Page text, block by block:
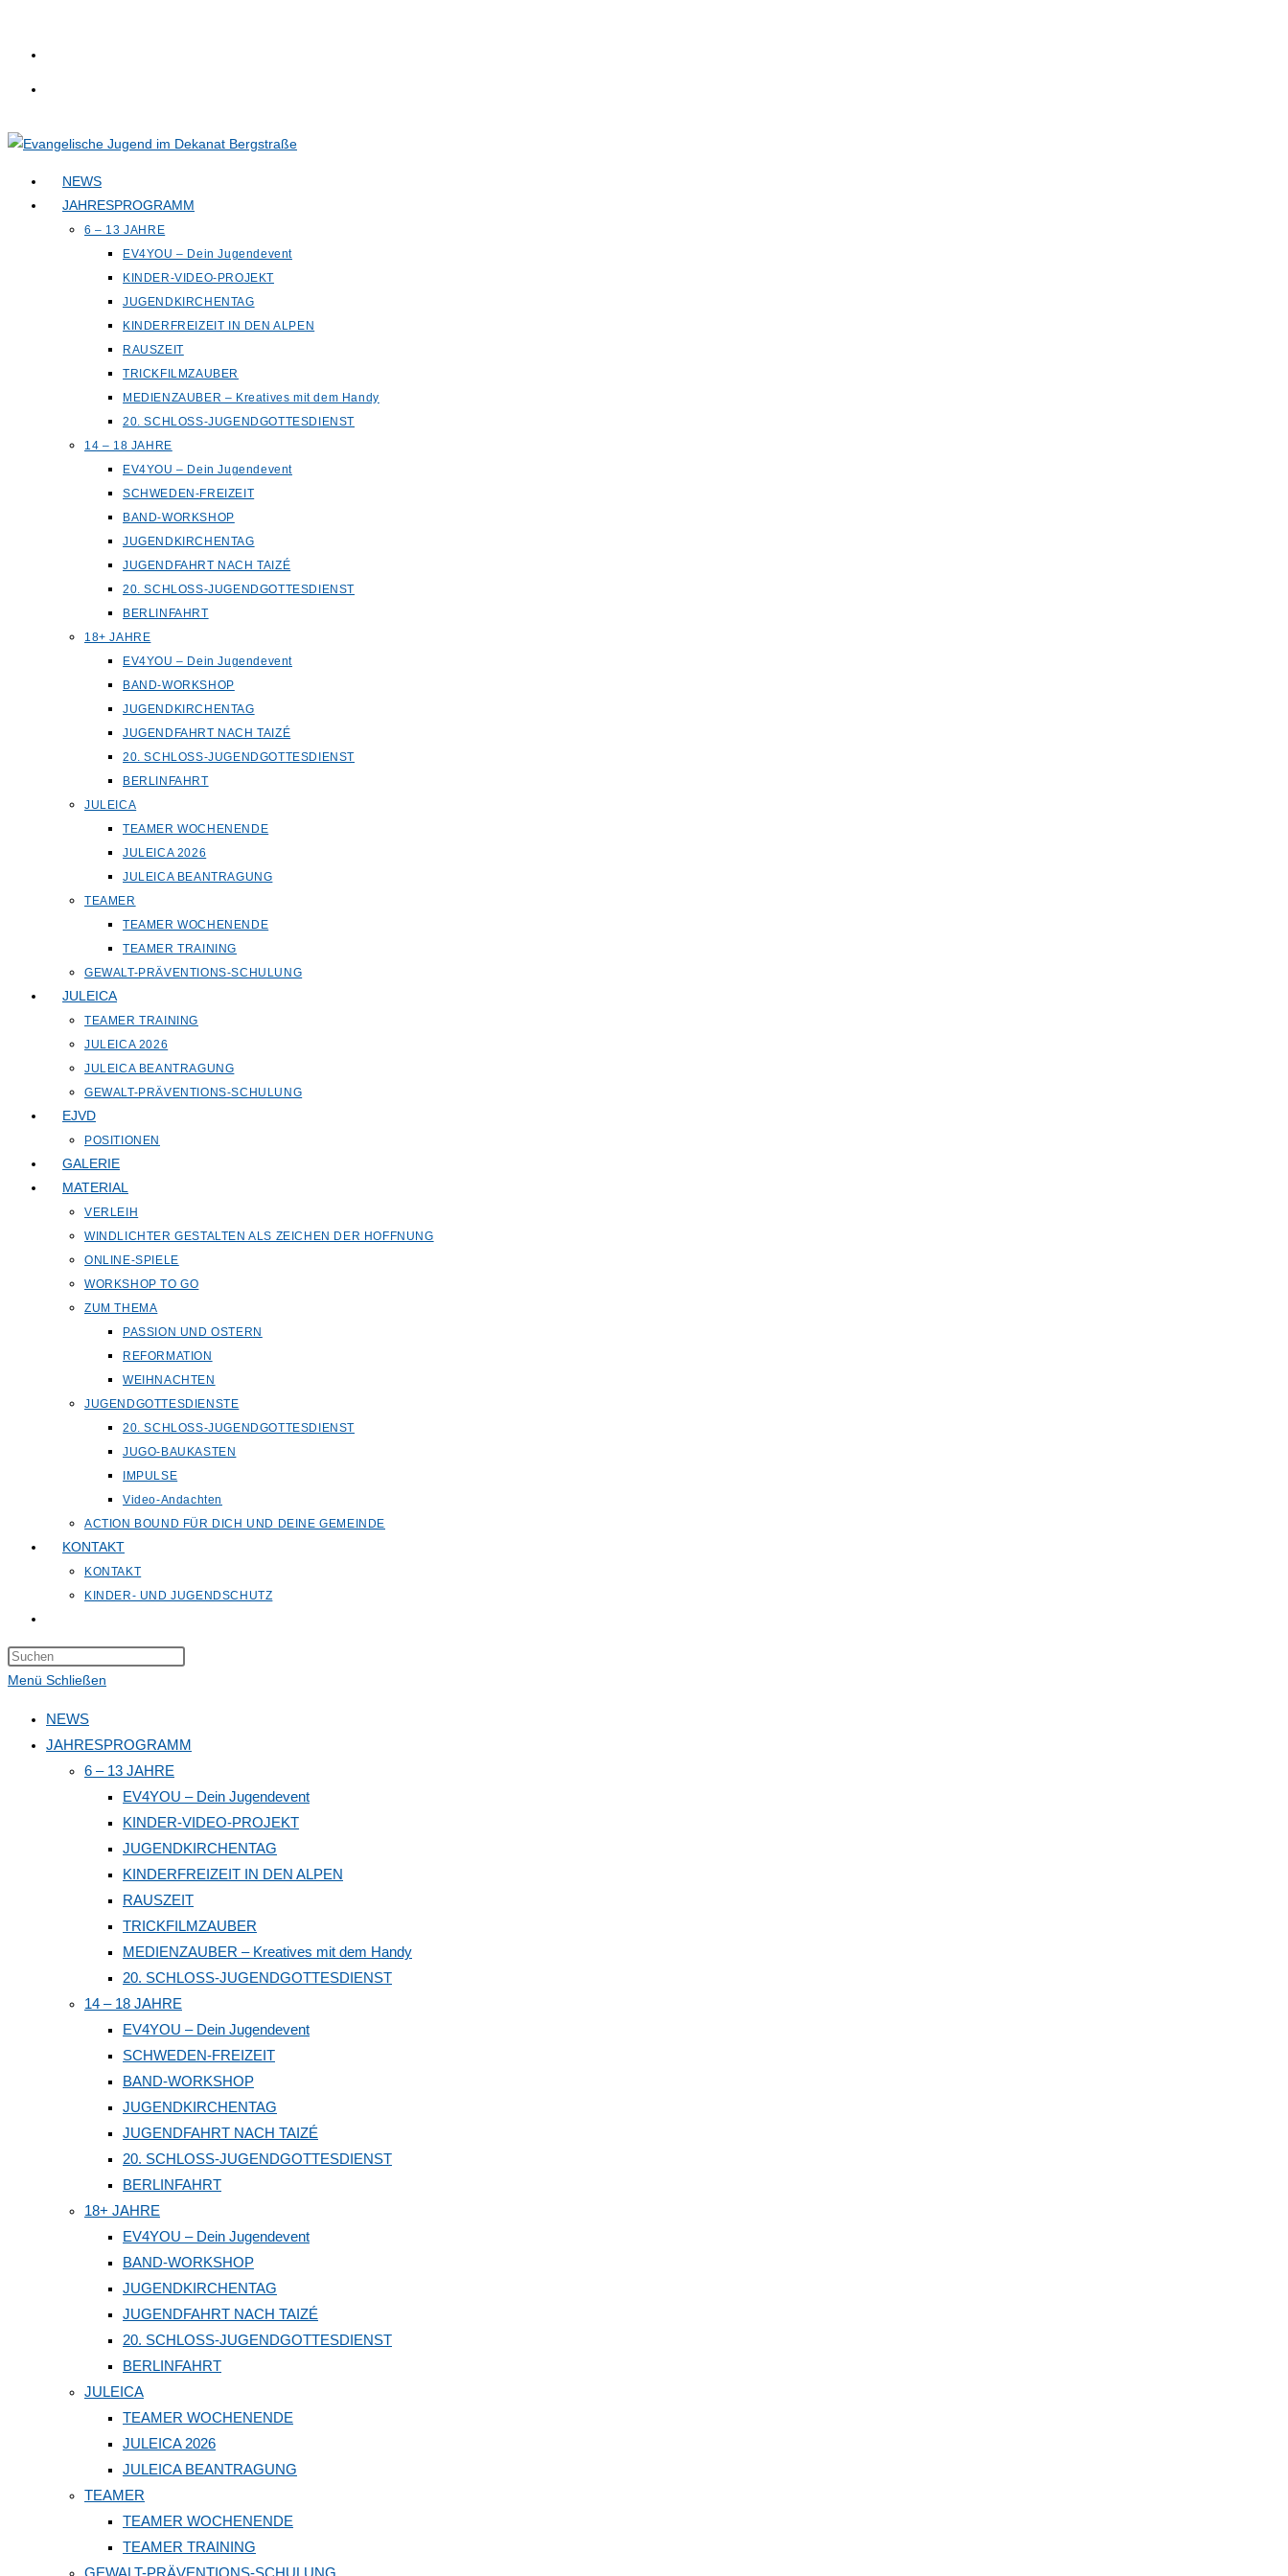
NEWS
JAHRESPROGRAMM
6 – 13 JAHRE
EV4YOU – Dein Jugendevent
KINDER-VIDEO-PROJEKT
JUGENDKIRCHENTAG
KINDERFREIZEIT IN DEN ALPEN
RAUSZEIT
TRICKFILMZAUBER
MEDIENZAUBER – Kreatives mit dem Handy
20. SCHLOSS-JUGENDGOTTESDIENST
14 – 18 JAHRE
EV4YOU – Dein Jugendevent
SCHWEDEN-FREIZEIT
BAND-WORKSHOP
JUGENDKIRCHENTAG
JUGENDFAHRT NACH TAIZÉ
20. SCHLOSS-JUGENDGOTTESDIENST
BERLINFAHRT
18+ JAHRE
EV4YOU – Dein Jugendevent
BAND-WORKSHOP
JUGENDKIRCHENTAG
JUGENDFAHRT NACH TAIZÉ
20. SCHLOSS-JUGENDGOTTESDIENST
BERLINFAHRT
JULEICA
TEAMER WOCHENENDE
JULEICA 2026
JULEICA BEANTRAGUNG
TEAMER
TEAMER WOCHENENDE
TEAMER TRAINING
GEWALT-PRÄVENTIONS-SCHULUNG
JULEICA
TEAMER TRAINING
JULEICA 2026
JULEICA BEANTRAGUNG
GEWALT-PRÄVENTIONS-SCHULUNG
EJVD
POSITIONEN
GALERIE
MATERIAL
VERLEIH
WINDLICHTER GESTALTEN ALS ZEICHEN DER HOFFNUNG
ONLINE-SPIELE
WORKSHOP TO GO
ZUM THEMA
PASSION UND OSTERN
REFORMATION
WEIHNACHTEN
JUGENDGOTTESDIENSTE
20. SCHLOSS-JUGENDGOTTESDIENST
JUGO-BAUKASTEN
IMPULSE
Video-Andachten
ACTION BOUND FÜR DICH UND DEINE GEMEINDE
KONTAKT
KONTAKT
KINDER- UND JUGENDSCHUTZ
umschalten
the
panel.
Menü Schließen
NEWS
JAHRESPROGRAMM
6 – 13 JAHRE
EV4YOU – Dein Jugendevent
KINDER-VIDEO-PROJEKT
JUGENDKIRCHENTAG
KINDERFREIZEIT IN DEN ALPEN
RAUSZEIT
TRICKFILMZAUBER
MEDIENZAUBER – Kreatives mit dem Handy
20. SCHLOSS-JUGENDGOTTESDIENST
14 – 18 JAHRE
EV4YOU – Dein Jugendevent
SCHWEDEN-FREIZEIT
BAND-WORKSHOP
JUGENDKIRCHENTAG
JUGENDFAHRT NACH TAIZÉ
20. SCHLOSS-JUGENDGOTTESDIENST
BERLINFAHRT
18+ JAHRE
EV4YOU – Dein Jugendevent
BAND-WORKSHOP
JUGENDKIRCHENTAG
JUGENDFAHRT NACH TAIZÉ
20. SCHLOSS-JUGENDGOTTESDIENST
BERLINFAHRT
JULEICA
TEAMER WOCHENENDE
JULEICA 2026
JULEICA BEANTRAGUNG
TEAMER
TEAMER WOCHENENDE
TEAMER TRAINING
GEWALT-PRÄVENTIONS-SCHULUNG